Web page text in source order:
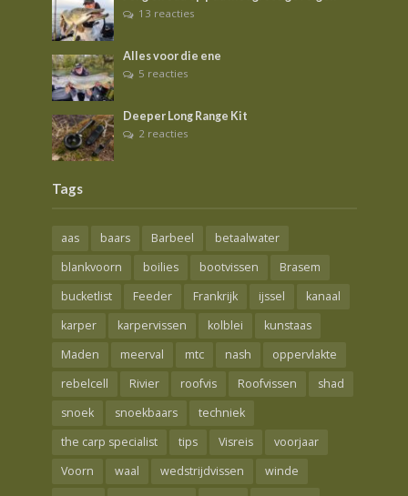
13 reacties
Alles voor die ene
5 reacties
Deeper Long Range Kit
2 reacties
Tags
aas baars Barbeel
betaalwater
blankvoorn
boilies bootvissen
Brasem
bucketlist
Feeder Frankrijk ijssel
kanaal
karper
karpervissen kolblei
kunstaas
Maden
meerval mtc nash
oppervlakte
rebelcell
Rivier roofvis Roofvissen
shad
snoek
snoekbaars
techniek
the carp specialist
tips Visreis
voorjaar
Voorn
waal wedstrijdvissen
winde